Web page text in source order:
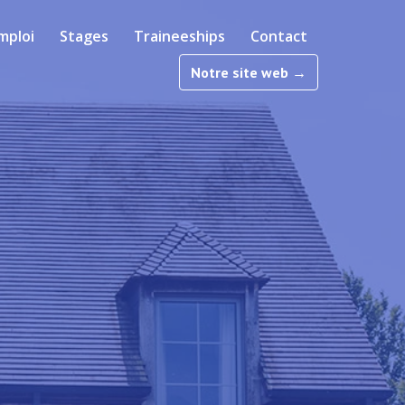
Stages Traineeships Contact
Notre site web →